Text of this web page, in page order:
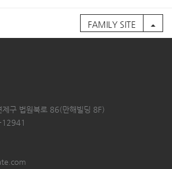
FAMILY SITE
구 법원북로 86(만해빌딩 8F)